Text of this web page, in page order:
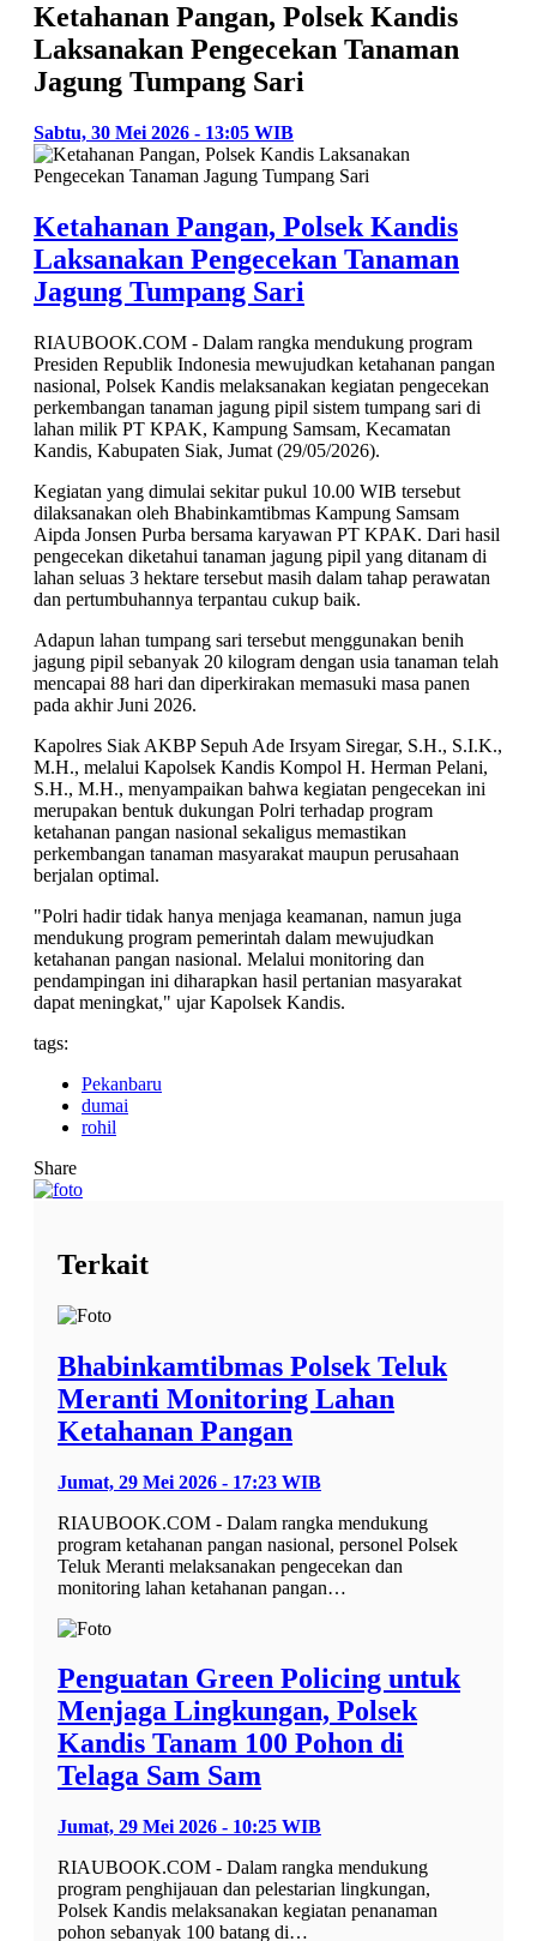
Ketahanan Pangan, Polsek Kandis
Laksanakan Pengecekan Tanaman
Jagung Tumpang Sari
Sabtu, 30 Mei 2026 - 13:05 WIB
Ketahanan Pangan, Polsek Kandis
Laksanakan Pengecekan Tanaman
Jagung Tumpang Sari
RIAUBOOK.COM - Dalam rangka mendukung program
Presiden Republik Indonesia mewujudkan ketahanan pangan
nasional, Polsek Kandis melaksanakan kegiatan pengecekan
perkembangan tanaman jagung pipil sistem tumpang sari di
lahan milik PT KPAK, Kampung Samsam, Kecamatan
Kandis, Kabupaten Siak, Jumat (29/05/2026).
Kegiatan yang dimulai sekitar pukul 10.00 WIB tersebut
dilaksanakan oleh Bhabinkamtibmas Kampung Samsam
Aipda Jonsen Purba bersama karyawan PT KPAK. Dari hasil
pengecekan diketahui tanaman jagung pipil yang ditanam di
lahan seluas 3 hektare tersebut masih dalam tahap perawatan
dan pertumbuhannya terpantau cukup baik.
Adapun lahan tumpang sari tersebut menggunakan benih
jagung pipil sebanyak 20 kilogram dengan usia tanaman telah
mencapai 88 hari dan diperkirakan memasuki masa panen
pada akhir Juni 2026.
Kapolres Siak AKBP Sepuh Ade Irsyam Siregar, S.H., S.I.K.,
M.H., melalui Kapolsek Kandis Kompol H. Herman Pelani,
S.H., M.H., menyampaikan bahwa kegiatan pengecekan ini
merupakan bentuk dukungan Polri terhadap program
ketahanan pangan nasional sekaligus memastikan
perkembangan tanaman masyarakat maupun perusahaan
berjalan optimal.
"Polri hadir tidak hanya menjaga keamanan, namun juga
mendukung program pemerintah dalam mewujudkan
ketahanan pangan nasional. Melalui monitoring dan
pendampingan ini diharapkan hasil pertanian masyarakat
dapat meningkat," ujar Kapolsek Kandis.
tags:
Pekanbaru
dumai
rohil
Share
Terkait
Bhabinkamtibmas Polsek Teluk
Meranti Monitoring Lahan
Ketahanan Pangan
Jumat, 29 Mei 2026 - 17:23 WIB
RIAUBOOK.COM - Dalam rangka mendukung
program ketahanan pangan nasional, personel Polsek
Teluk Meranti melaksanakan pengecekan dan
monitoring lahan ketahanan pangan…
Penguatan Green Policing untuk
Menjaga Lingkungan, Polsek
Kandis Tanam 100 Pohon di
Telaga Sam Sam
Jumat, 29 Mei 2026 - 10:25 WIB
RIAUBOOK.COM - Dalam rangka mendukung
program penghijauan dan pelestarian lingkungan,
Polsek Kandis melaksanakan kegiatan penanaman
pohon sebanyak 100 batang di…